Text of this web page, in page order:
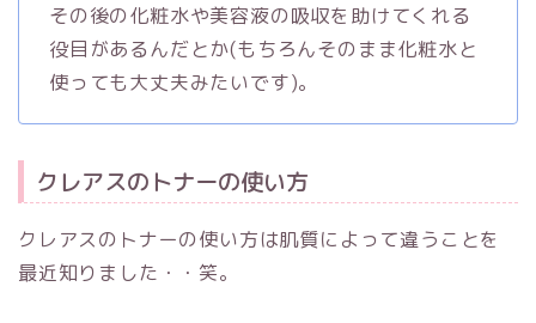
その後の化粧水や美容液の吸収を助けてくれる
役目があるんだとか(もちろんそのまま化粧水と
使っても大丈夫みたいです)。
クレアスのトナーの使い方
クレアスのトナーの使い方は肌質によって違うことを
最近知りました・・笑。